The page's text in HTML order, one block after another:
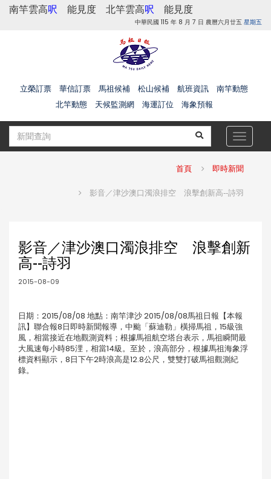
南竿雲高呎 能見度 北竿雲高呎 能見度
中華民國 115 年 8 月 7 日 農曆六月廿五 星期五
立榮訂票 華信訂票 馬祖候補 松山候補 航班資訊
南竿動態
北竿動態
天候監測網 海運訂位 海象預報
Toggle
首頁 即時新聞
影音／津沙澳口濁浪排空 浪擊創新高--詩羽
影音／津沙澳口濁浪排空 浪擊創新
高--詩羽
2015-08-09
日期：2015/08/08 地點：南竿津沙 2015/08/08馬祖日報【本報
訊】聯合報8日即時新聞報導，中颱「蘇迪勒」橫掃馬祖，15級強
風，相當接近在地觀測資料；根據馬祖航空塔台表示，馬祖瞬間最
大風速每小時85浬，相當14級。至於，浪高部分，根據馬祖海象浮
標資料顯示，8日下午2時浪高是12.8公尺，雙雙打破馬祖觀測紀
錄。